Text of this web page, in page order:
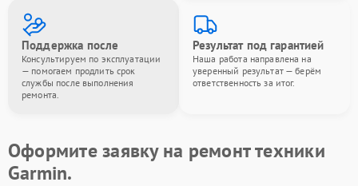
Поддержка после
Консультируем по эксплуатации
— помогаем продлить срок
службы после выполнения
ремонта.
Результат под гарантией
Наша работа направлена на
уверенный результат — берём
ответственность за итог.
Оформите заявку на ремонт техники
Garmin.